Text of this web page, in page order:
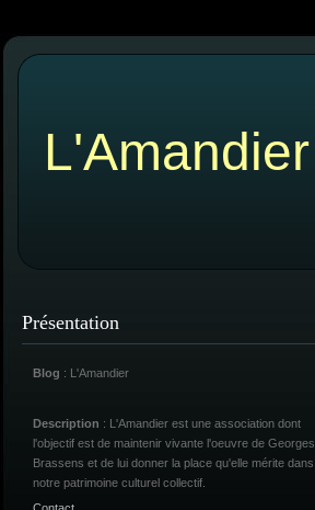
L'Amandier
Présentation
Blog : L'Amandier
Description : L'Amandier est une association dont
l'objectif est de maintenir vivante l'oeuvre de Georges
Brassens et de lui donner la place qu'elle mérite dans
notre patrimoine culturel collectif.